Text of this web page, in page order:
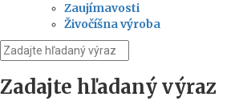
Zaujímavosti
Živočíšna výroba
Zadajte hľadaný výraz